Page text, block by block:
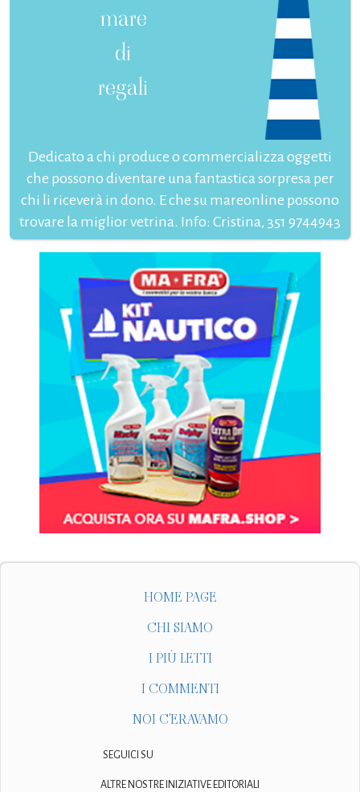
mare
di
regali
Dedicato a chi produce o commercializza oggetti
che possono diventare una fantastica sorpresa per
chi li riceverà in dono. E che su mareonline possono
trovare la miglior vetrina. Info: Cristina, 351 9744943
HOME PAGE
CHI SIAMO
I PIÙ LETTI
I COMMENTI
NOI C'ERAVAMO
SEGUICI SU
ALTRE NOSTRE INIZIATIVE EDITORIALI